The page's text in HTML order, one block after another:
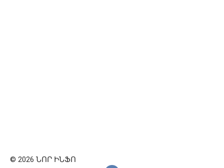
© 2026 ՆՈՐ ԻՆՖՈ